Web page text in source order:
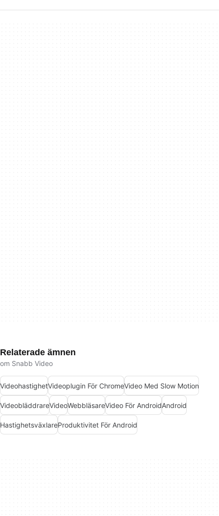
Relaterade ämnen
om Snabb Video
VideohastighetVideoplugin För ChromeVideo Med Slow Motion
VideobläddrareVideoWebbläsareVideo För AndroidAndroid
HastighetsväxlareProduktivitet För Android